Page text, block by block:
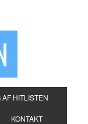
HITLISTEN
KONTAKT